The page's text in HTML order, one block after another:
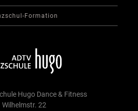
Formation
Hugo Dance & Fitness
Wilhelmstr. 22